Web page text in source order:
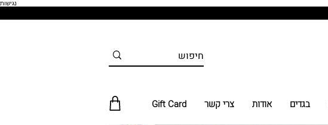
נגישות
בגדים אודות צרי קשר Gift Card